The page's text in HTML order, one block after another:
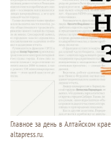
Главное за день в Алтайском
altapress.ru.